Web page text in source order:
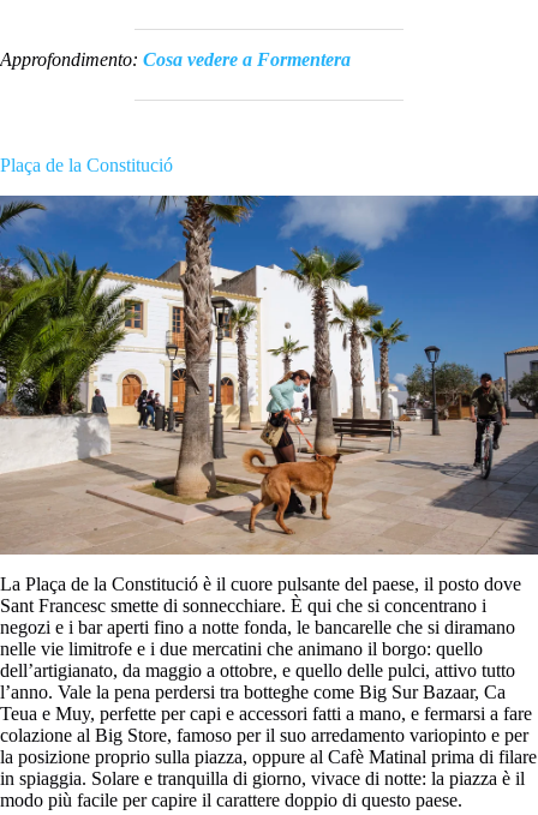
Approfondimento: Cosa vedere a Formentera
Plaça de la Constitució
La Plaça de la Constitució è il cuore pulsante del paese, il posto dove
Sant Francesc smette di sonnecchiare. È qui che si concentrano i
negozi e i bar aperti fino a notte fonda, le bancarelle che si diramano
nelle vie limitrofe e i due mercatini che animano il borgo: quello
dell’artigianato, da maggio a ottobre, e quello delle pulci, attivo tutto
l’anno. Vale la pena perdersi tra botteghe come Big Sur Bazaar, Ca
Teua e Muy, perfette per capi e accessori fatti a mano, e fermarsi a fare
colazione al Big Store, famoso per il suo arredamento variopinto e per
la posizione proprio sulla piazza, oppure al Cafè Matinal prima di filare
in spiaggia. Solare e tranquilla di giorno, vivace di notte: la piazza è il
modo più facile per capire il carattere doppio di questo paese.